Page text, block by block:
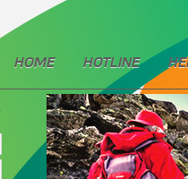
HOME HOTLINE